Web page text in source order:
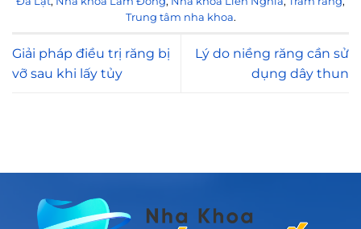
Trung tâm nha khoa.
Giải pháp điều trị răng bị
vỡ sau khi lấy tủy
Lý do niềng răng cần sử
dụng dây thun